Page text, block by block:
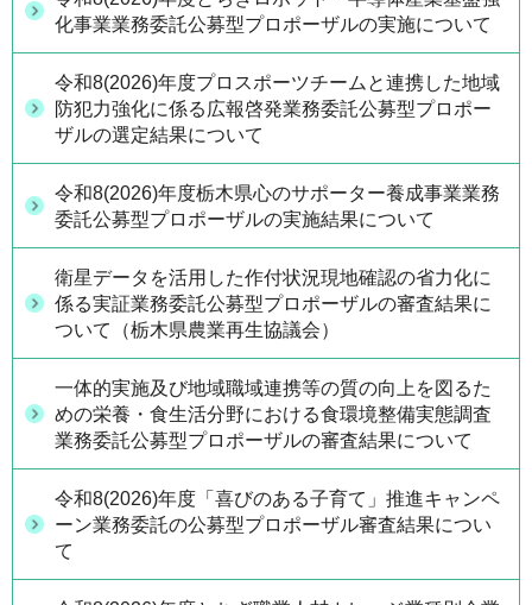
化事業業務委託公募型プロポーザルの実施について
令和8(2026)年度プロスポーツチームと連携した地域
防犯力強化に係る広報啓発業務委託公募型プロポー
ザルの選定結果について
令和8(2026)年度栃木県心のサポーター養成事業業務
委託公募型プロポーザルの実施結果について
衛星データを活用した作付状況現地確認の省力化に
係る実証業務委託公募型プロポーザルの審査結果に
ついて（栃木県農業再生協議会）
一体的実施及び地域職域連携等の質の向上を図るた
めの栄養・食生活分野における食環境整備実態調査
業務委託公募型プロポーザルの審査結果について
令和8(2026)年度「喜びのある子育て」推進キャンペ
ーン業務委託の公募型プロポーザル審査結果につい
て